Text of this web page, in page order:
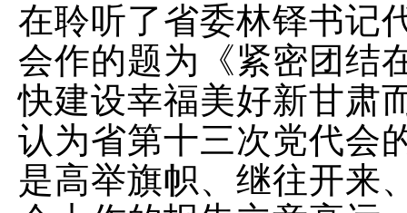
在聆听了省委林铎书记
会作的题为《紧密团结
快建设幸福美好新甘肃
认为省第十三次党代会
是高举旗帜、继往开来